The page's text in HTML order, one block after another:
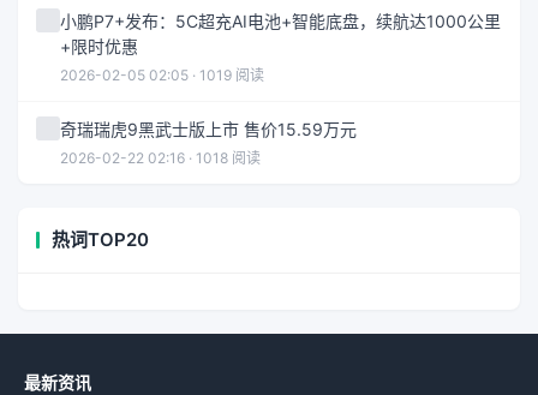
小鹏P7+发布：5C超充AI电池+智能底盘，续航达1000公里
+限时优惠
2026-02-05 02:05 · 1019 阅读
奇瑞瑞虎9黑武士版上市 售价15.59万元
2026-02-22 02:16 · 1018 阅读
热词TOP20
最新资讯